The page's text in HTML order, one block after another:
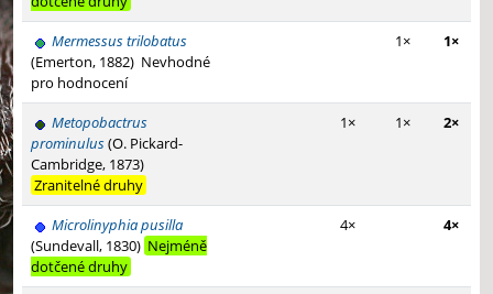
Mermessus trilobatus
(Emerton, 1882) Nevhodné
pro hodnocení
1× 1×
Metopobactrus
prominulus(O. Pickard-
Cambridge, 1873)
Zranitelné druhy
1× 1× 2×
Microlinyphia pusilla
(Sundevall, 1830) Nejméně
dotčené druhy
4× 4×